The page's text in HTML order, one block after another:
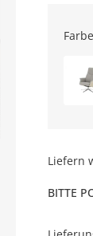
Liefern
BITTE